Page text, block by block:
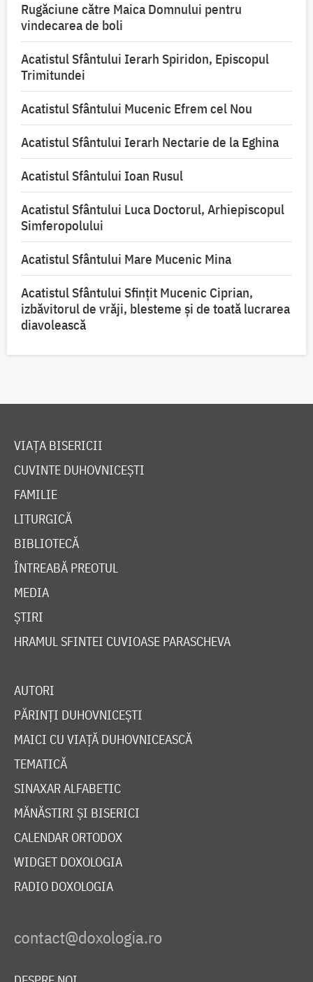
Rugăciune către Maica Domnului pentru
vindecarea de boli
Acatistul Sfântului Ierarh Spiridon, Episcopul
Trimitundei
Acatistul Sfântului Mucenic Efrem cel Nou
Acatistul Sfântului Ierarh Nectarie de la Eghina
Acatistul Sfântului Ioan Rusul
Acatistul Sfântului Luca Doctorul, Arhiepiscopul
Simferopolului
Acatistul Sfântului Mare Mucenic Mina
Acatistul Sfântului Sfințit Mucenic Ciprian,
izbăvitorul de vrăji, blesteme și de toată lucrarea
diavolească
VIAȚA BISERICII
CUVINTE DUHOVNICEȘTI
FAMILIE
LITURGICĂ
BIBLIOTECĂ
ÎNTREABĂ PREOTUL
MEDIA
ȘTIRI
HRAMUL SFINTEI CUVIOASE PARASCHEVA
AUTORI
PĂRINȚI DUHOVNICEȘTI
MAICI CU VIAȚĂ DUHOVNICEASCĂ
TEMATICĂ
SINAXAR ALFABETIC
MĂNĂSTIRI ȘI BISERICI
CALENDAR ORTODOX
WIDGET DOXOLOGIA
RADIO DOXOLOGIA